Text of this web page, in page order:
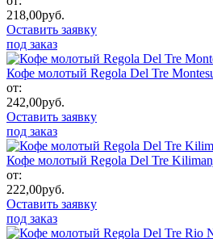
218,00руб.
Оставить заявку
под заказ
Кофе молотый Regola Del Tre
от:
242,00руб.
Оставить заявку
под заказ
Кофе молотый Regola Del Tre
от:
222,00руб.
Оставить заявку
под заказ